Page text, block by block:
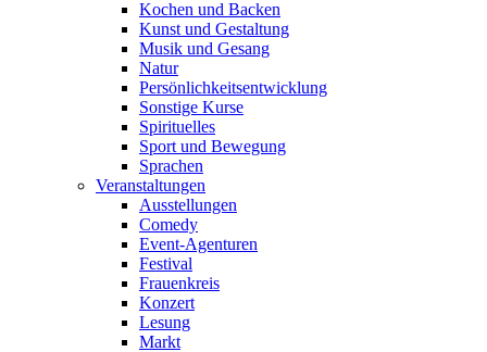
Kochen und Backen
Kunst und Gestaltung
Musik und Gesang
Natur
Persönlichkeitsentwicklung
Sonstige Kurse
Spirituelles
Sport und Bewegung
Sprachen
Veranstaltungen
Ausstellungen
Comedy
Event-Agenturen
Festival
Frauenkreis
Konzert
Lesung
Markt